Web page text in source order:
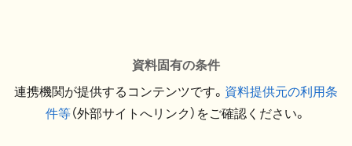
資料固有の条件
連携機関が提供するコンテンツです。 資料提供元の利用条
件等（外部サイトへリンク）をご確認ください。